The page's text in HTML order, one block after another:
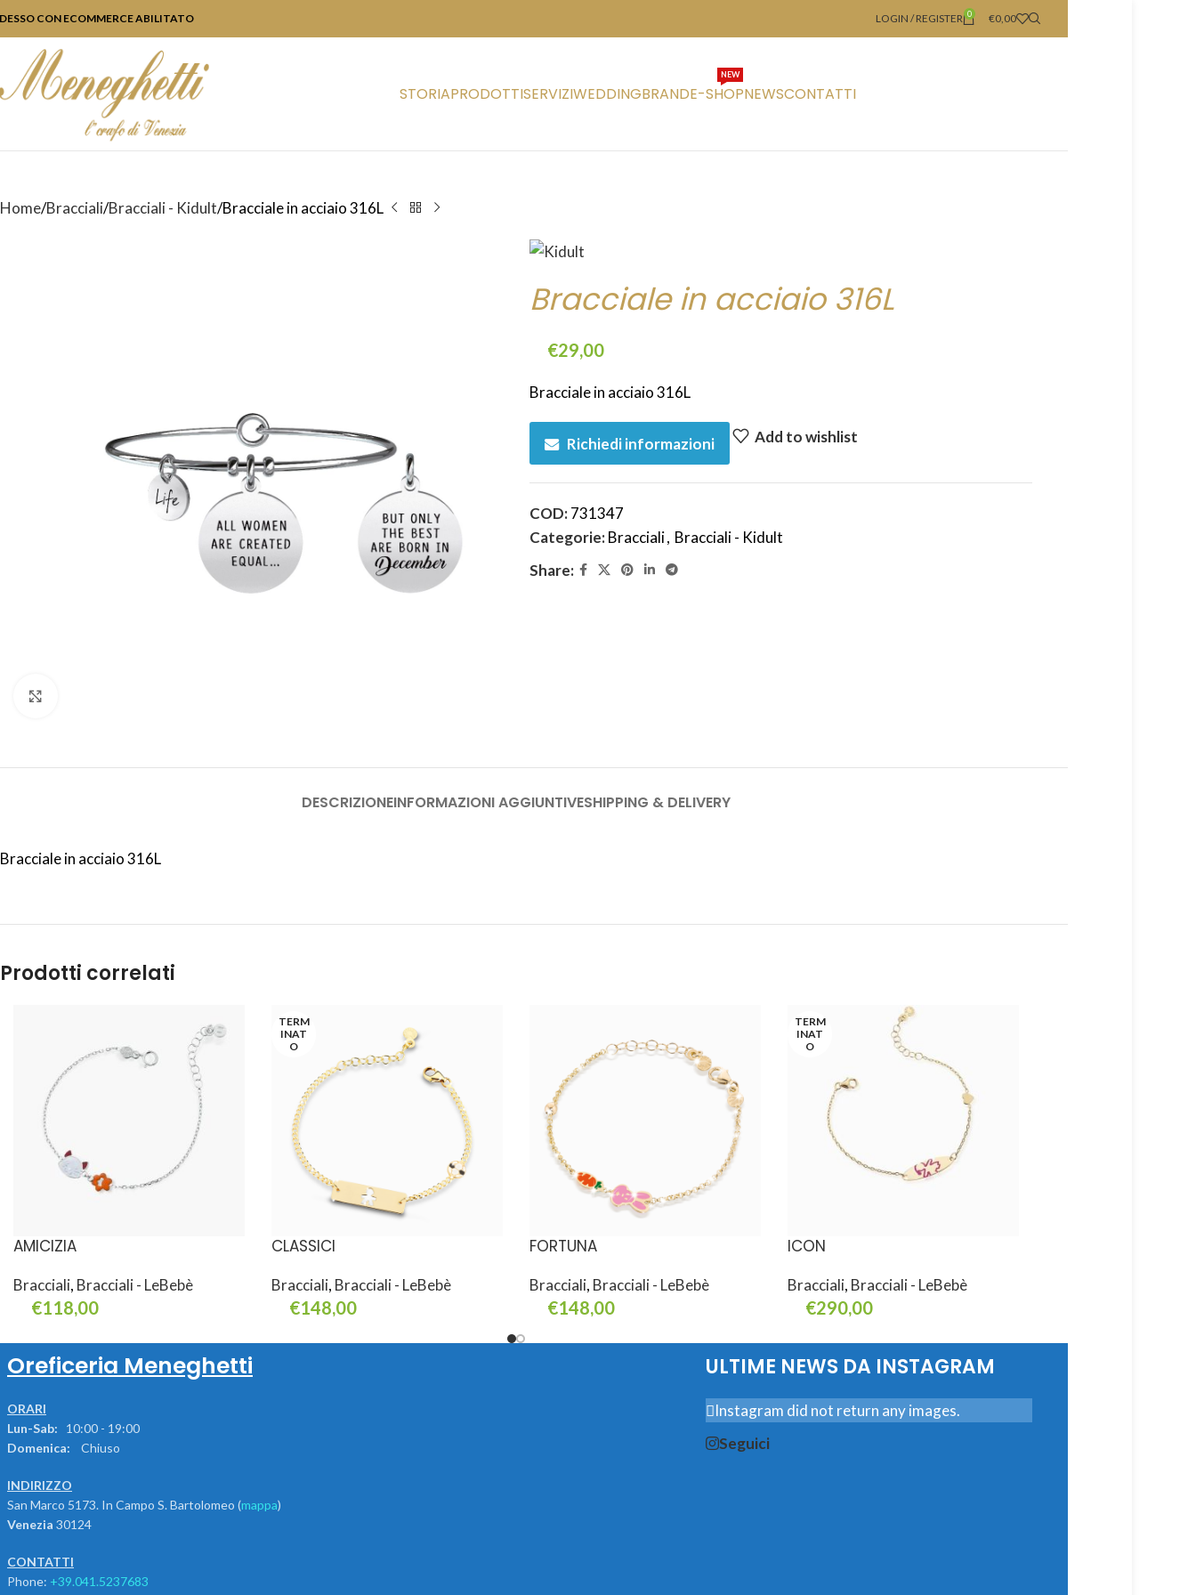
CON ECOMMERCE ABILITATO LOGIN / REGISTER 0 €0,00
STORIAPRODOTTISERVIZIWEDDINGBRANDE-SHOP
NEW
NEWSCONTATTI
Home Bracciali Bracciali - Kidult Bracciale in acciaio 316L
Bracciale in acciaio 316L
€29,00
Bracciale in acciaio 316L
Richiedi informazioni Add to wishlist
COD:731347
Categorie:Bracciali, Bracciali - Kidult
Share:
DESCRIZIONEINFORMAZIONI AGGIUNTIVESHIPPING & DELIVERY
Bracciale in acciaio 316L
Prodotti correlati
AMICIZIA
Bracciali, Bracciali - LeBebè
€118,00
TERM
INAT
O
CLASSICI
Bracciali, Bracciali - LeBebè
€148,00
FORTUNA
Bracciali, Bracciali - LeBebè
€148,00
TERM
INAT
O
ICON
Bracciali, Bracciali - LeBebè
€290,00
Oreficeria Meneghetti
ORARI
Lun-Sab: 10:00 - 19:00
Domenica:
Chiuso
INDIRIZZO
San Marco 5173. In Campo S. Bartolomeo (mappa)
Venezia 30124
CONTATTI
Phone: +39.041.5237683
ULTIME NEWS DA INSTAGRAM
Instagram did not return any images.
Seguici